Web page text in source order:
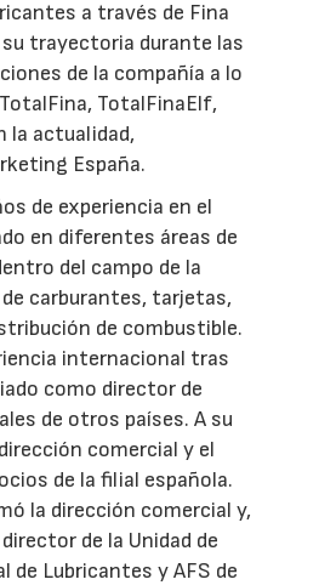
a través de Fina
trayectoria durante las
de la compañía a lo
TotalFinaElf,
la actualidad,
España.
de experiencia en el
en diferentes áreas de
del campo de la
carburantes, tarjetas,
de combustible.
internacional tras
como director de
de otros países. A su
comercial y el
de la filial española.
la dirección comercial y,
de la Unidad de
de Lubricantes y AFS de